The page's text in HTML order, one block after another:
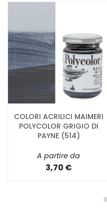
COLORI ACRILICI MAIMERI
POLYCOLOR GRIGIO DI
PAYNE (514)
A partire da
3,70 €